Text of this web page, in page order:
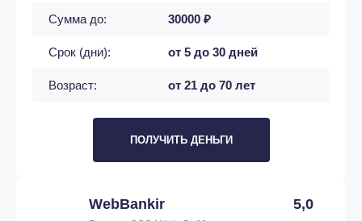
Сумма до: 30000 ₽
Срок (дни): от 5 до 30 дней
Возраст: от 21 до 70 лет
ПОЛУЧИТЬ ДЕНЬГИ
WebBankir 5,0